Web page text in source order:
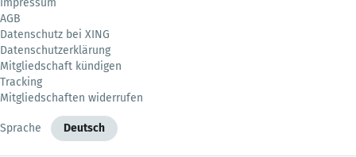
Impressum
AGB
Datenschutz bei XING
Datenschutzerklärung
Mitgliedschaft kündigen
Tracking
Mitgliedschaften widerrufen
Sprache Deutsch